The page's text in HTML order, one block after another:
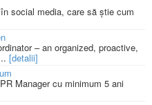
social media, care să știe cum
– an organized, proactive,
[detalii]
Manager cu minimum 5 ani